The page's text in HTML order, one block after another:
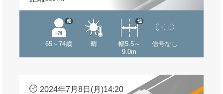
65～74歳
他
晴
幅5.5～
9.0m
他
信号なし
2024年7月8日(月)14:20